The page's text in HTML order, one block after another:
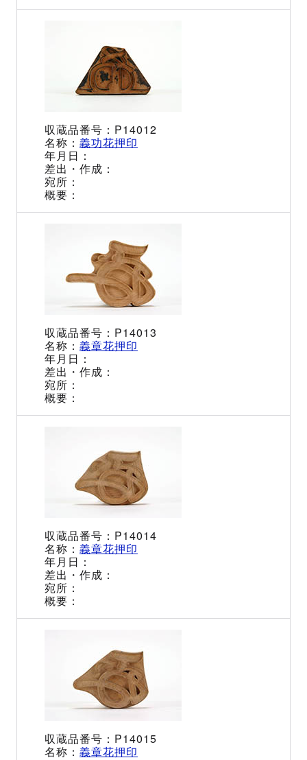
P14012
義功花押印
P14013
義章花押印
P14014
義章花押印
P14015
義章花押印